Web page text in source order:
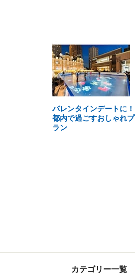
バレンタインデートに！
都内で過ごすおしゃれプ
ラン
カテゴリー一覧